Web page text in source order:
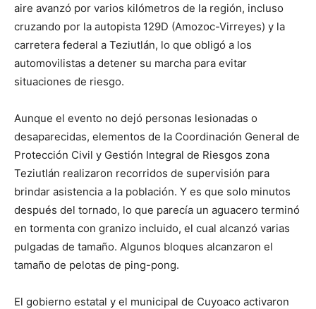
aire avanzó por varios kilómetros de la región, incluso
cruzando por la autopista 129D (Amozoc-Virreyes) y la
carretera federal a Teziutlán, lo que obligó a los
automovilistas a detener su marcha para evitar
situaciones de riesgo.
Aunque el evento no dejó personas lesionadas o
desaparecidas, elementos de la Coordinación General de
Protección Civil y Gestión Integral de Riesgos zona
Teziutlán realizaron recorridos de supervisión para
brindar asistencia a la población. Y es que solo minutos
después del tornado, lo que parecía un aguacero terminó
en tormenta con granizo incluido, el cual alcanzó varias
pulgadas de tamaño. Algunos bloques alcanzaron el
tamaño de pelotas de ping-pong.
El gobierno estatal y el municipal de Cuyoaco activaron